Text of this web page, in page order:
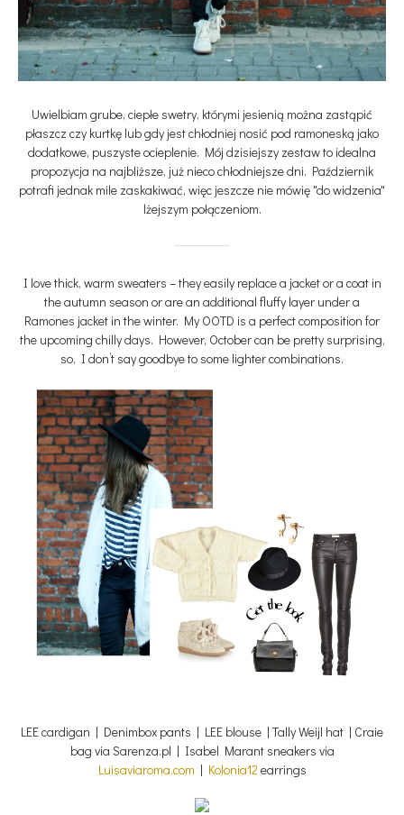
Uwielbiam grube, ciepłe swetry, którymi jesienią można zastąpić
płaszcz czy kurtkę lub gdy jest chłodniej nosić pod ramoneską jako
dodatkowe, puszyste ocieplenie. Mój dzisiejszy zestaw to idealna
propozycja na najbliższe, już nieco chłodniejsze dni. Październik
potrafi jednak mile zaskakiwać, więc jeszcze nie mówię "do widzenia"
lżejszym połączeniom.
I love thick, warm sweaters – they easily replace a jacket or a coat in
the autumn season or are an additional fluffy layer under a
Ramones jacket in the winter. My OOTD is a perfect composition for
the upcoming chilly days. However, October can be pretty surprising,
so, I don’t say goodbye to some lighter combinations.
LEE cardigan | Denimbox pants | LEE blouse | Tally Weijl hat | Craie
bag via Sarenza.pl | Isabel Marant sneakers via
Luisaviaroma.com | Kolonia12 earrings